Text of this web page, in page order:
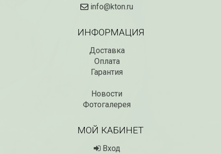
info@kton.ru
ИНФОРМАЦИЯ
Доставка
Оплата
Гарантия
Новости
Фотогалерея
МОЙ КАБИНЕТ
Вход